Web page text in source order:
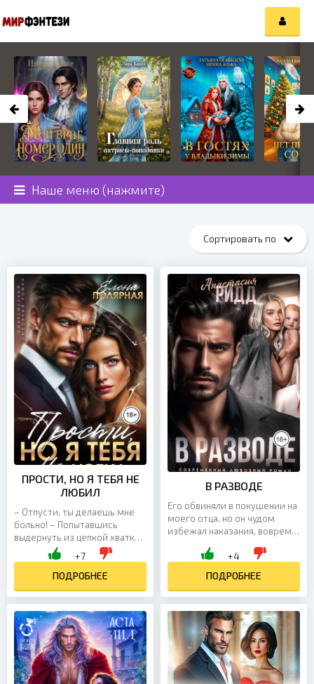
Наше меню (нажмите)
ПРОСТИ, НО Я ТЕБЯ НЕ
ЛЮБИЛ
– Отпусти, ты делаешь мне
больно! – Попытавшись
выдернуть из цепкой хватки
Вадима свою руку, я
раздражённо ударила его по
груди, но это не возымело...
+7
ПОДРОБНЕЕ
В РАЗВОДЕ
Его обвиняли в покушении на
моего отца, но он чудом
избежал наказания, вовремя
любовницей. Похороны отца,
+4
ПОДРОБНЕЕ